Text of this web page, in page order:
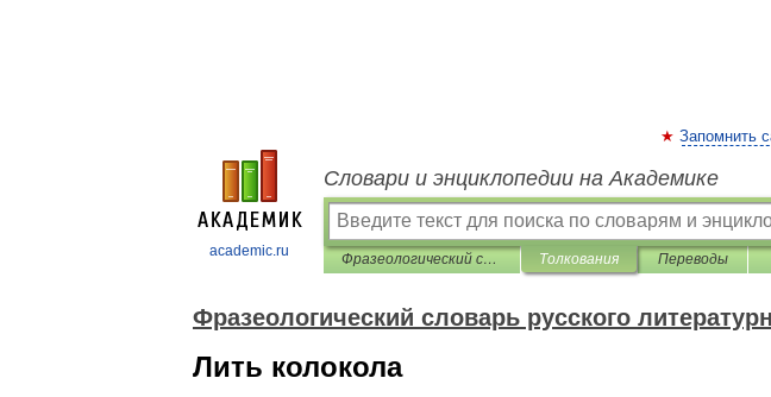
academic.ru
Запомнить
Словари и энциклопедии на Академике
Фразеологический словарь русского литературного языка Толкования Переводы
Фразеологический словарь русского
Лить колокола